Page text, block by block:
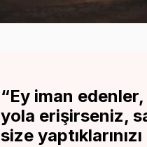
“Ey iman
yola erişirseniz,
size